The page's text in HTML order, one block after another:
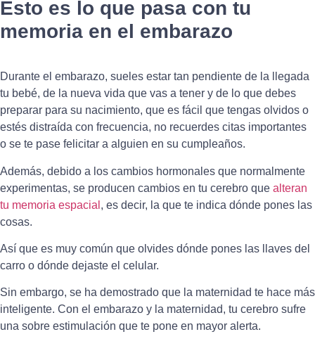
Esto es lo que pasa con tu
memoria en el embarazo
Durante el embarazo, sueles estar tan pendiente de la llegada
tu bebé, de la nueva vida que vas a tener y de lo que debes
preparar para su nacimiento, que es fácil que tengas olvidos o
estés distraída con frecuencia, no recuerdes citas importantes
o se te pase felicitar a alguien en su cumpleaños.
Además, debido a los cambios hormonales que normalmente
experimentas, se producen cambios en tu cerebro que alteran
tu memoria espacial , es decir, la que te indica dónde pones las
cosas.
Así que es muy común que olvides dónde pones las llaves del
carro o dónde dejaste el celular.
Sin embargo, se ha demostrado que la maternidad te hace más
inteligente. Con el embarazo y la maternidad, tu cerebro sufre
una sobre estimulación que te pone en mayor alerta.